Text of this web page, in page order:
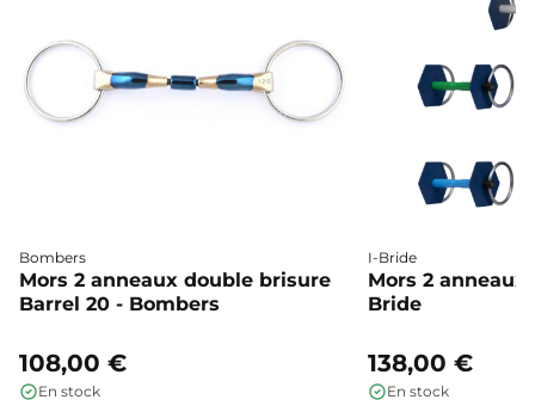
Bombers
Mors 2 anneaux double brisure
Barrel 20 - Bombers
108,00 €
En stock
I-Bride
Mors 2
Bride
138,00 €
En stock